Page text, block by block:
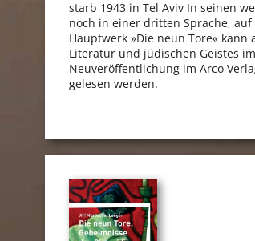
starb 1943 in Tel Aviv In seinen
noch in einer dritten Sprache,
Hauptwerk »Die neun Tore«
Literatur und jüdischen Geistes
Neuveröffentlichung im Arco
gelesen werden.